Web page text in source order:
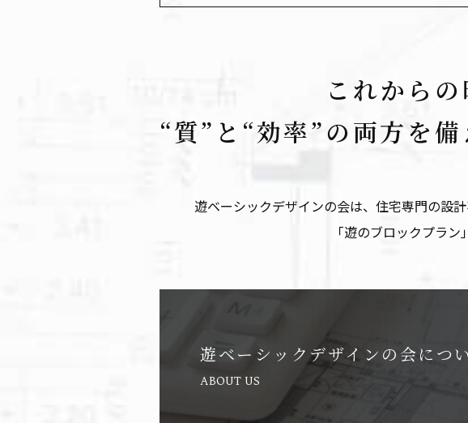
これから
“質”と“効率”の両方を備
遊ベーシックデザインの会は、住宅専門の設
「遊のブロックプラ
遊ベーシックデザインの会につ
ABOUT US